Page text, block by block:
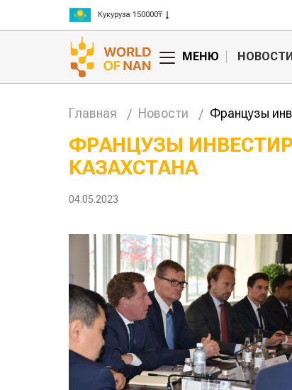
Рис 300000₸
Пшеница 3 класс 125000₸
МЕНЮ НОВОСТИ
Главная Новости Французы
ФРАНЦУЗЫ
КАЗАХСТАНА
04.05.2023
Казахстанское